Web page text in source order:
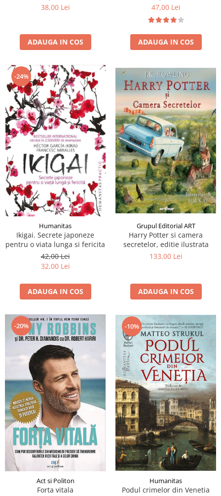
38,00 Lei
ADAUGA IN COS
47,00 Lei
ADAUGA IN COS
-24%
Humanitas
Ikigai. Secrete japoneze
pentru o viata lunga si fericita
42,00 Lei
32,00 Lei
ADAUGA IN COS
Grupul Editorial ART
Harry Potter si camera
secretelor, editie ilustrata
133,00 Lei
ADAUGA IN COS
-20%
Act si Politon
Forta vitala
-10%
Humanitas
Podul crimelor din Venetia